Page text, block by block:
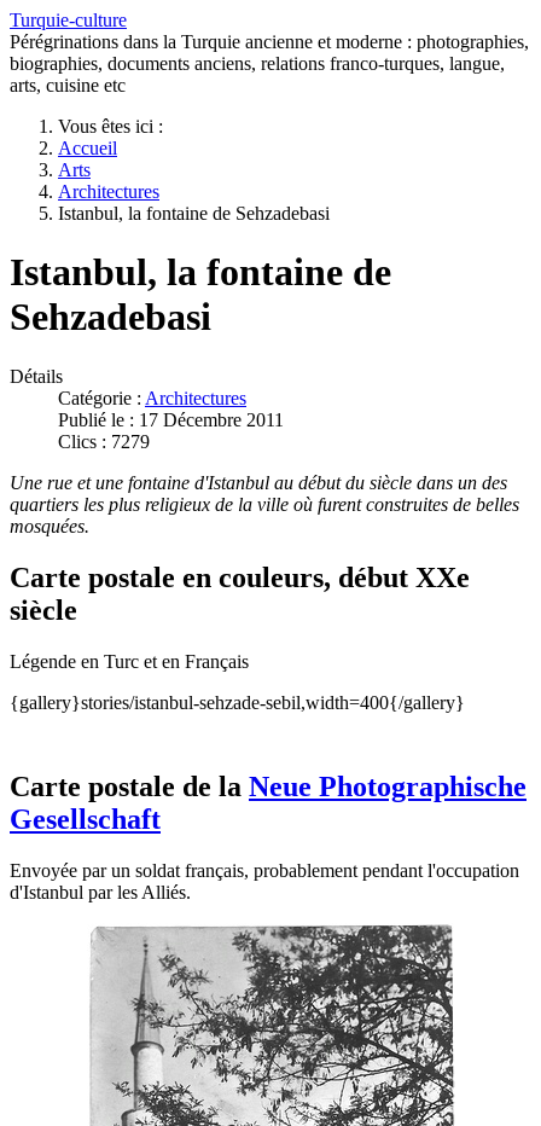
Turquie-culture
Pérégrinations dans la Turquie ancienne et moderne : photographies,
biographies, documents anciens, relations franco-turques, langue,
arts, cuisine etc
Vous êtes ici :
Accueil
Arts
Architectures
Istanbul, la fontaine de Sehzadebasi
Istanbul, la fontaine de
Sehzadebasi
Détails
Catégorie : Architectures
Publié le : 17 Décembre 2011
Clics : 7279
Une rue et une fontaine d'Istanbul au début du siècle dans un des
quartiers les plus religieux de la ville où furent construites de belles
mosquées.
Carte postale en couleurs, début XXe
siècle
Légende en Turc et en Français
{gallery}stories/istanbul-sehzade-sebil,width=400{/gallery}
Carte postale de la Neue Photographische
Gesellschaft
Envoyée par un soldat français, probablement pendant l'occupation
d'Istanbul par les Alliés.